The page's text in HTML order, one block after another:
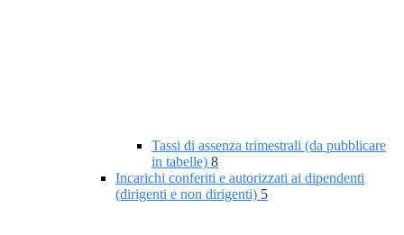
Tassi di assenza trimestrali (da pubblicare
in tabelle) 8
Incarichi conferiti e autorizzati ai dipendenti
(dirigenti e non dirigenti) 5